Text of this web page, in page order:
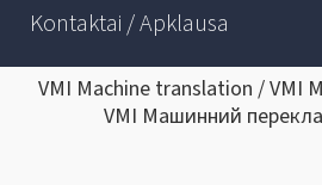
Kontaktai / Apklausa
VMI Machine translation / VMI
VMI Машинний